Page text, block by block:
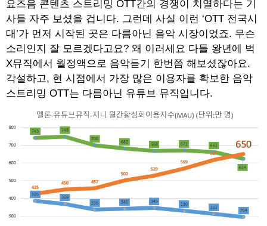
요즈음 콘텐츠 스트리밍 OTT간의 경쟁이 치열하다는 기
사들 자주 보셨을 겁니다. 그런데 사실 이런 ‘OTT 전국시
대’가 먼저 시작된 곳은 다름아닌 음악 시장이었죠. 무슨
소리인지 잘 모르겠다고요? 왜 이러세요 다들 왕년에 벅
X뮤직에서 월정액으로 음악듣기 한번쯤 해보셨잖아요.
각설하고, 현 시점에서 가장 많은 이용자를 확보한 음악
스트리밍 OTT는 다름아닌 유튜브 뮤직입니다.